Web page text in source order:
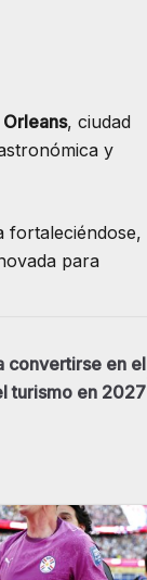
, ciudad
y
fortaleciéndose,
para
convertirse en el
turismo en 2027